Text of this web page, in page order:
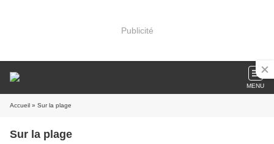
Publicité
MENU
Accueil » Sur la plage
Sur la plage